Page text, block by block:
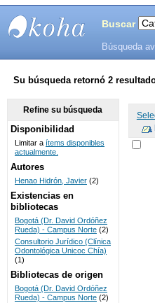
SISTEMAS
DE
BIBLIOTECAS
UNICOC
Buscar
Búsqueda
Su búsqueda retornó 2
Refine su búsqueda
Disponibilidad
Limitar a ítems disponibles
actualmente.
Autores
Henao Hidrón, Javier (2)
Existencias en
bibliotecas
Bogotá (Dr. David Ordóñez
Rueda) - Campus Norte (2)
Consultorio Jurídico (Clínica
Odontológica Unicoc Chía)
(1)
Bibliotecas de origen
Bogotá (Dr. David Ordóñez
Rueda) - Campus Norte (2)